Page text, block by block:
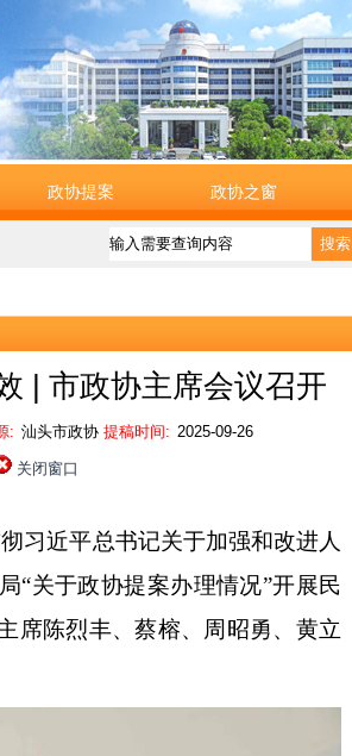
政协提案 政协之窗
搜索
| 市政协主席会议召开
: 汕头市政协 提稿时间: 2025-09-26
关闭窗口
习近平总书记关于加强和改进人
“关于政协提案办理情况”开展民
席陈烈丰、蔡榕、周昭勇、黄立